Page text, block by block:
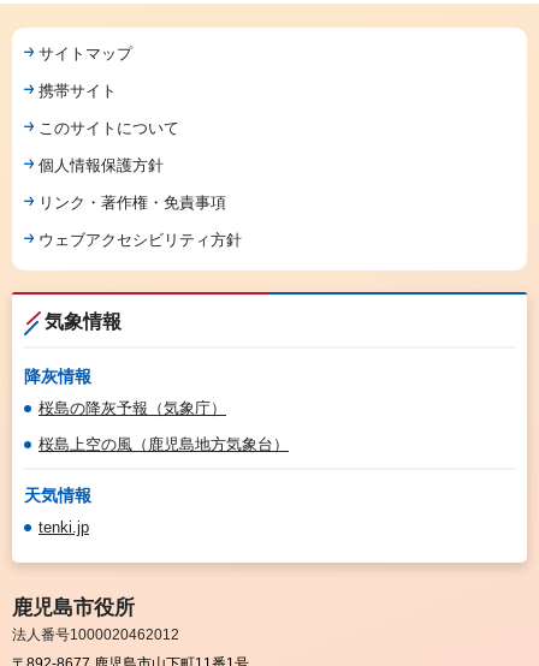
サイトマップ
携帯サイト
このサイトについて
個人情報保護方針
リンク・著作権・免責事項
ウェブアクセシビリティ方針
気象情報
降灰情報
桜島の降灰予報（気象庁）
桜島上空の風（鹿児島地方気象台）
天気情報
tenki.jp
鹿児島市役所
法人番号1000020462012